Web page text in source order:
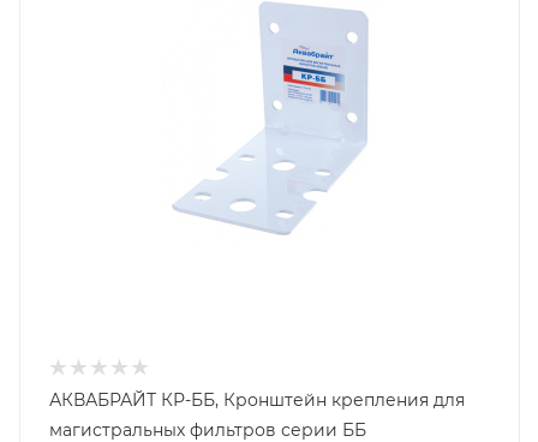
АКВАБРАЙТ КР-ББ, Кронштейн крепления для
магистральных фильтров серии ББ